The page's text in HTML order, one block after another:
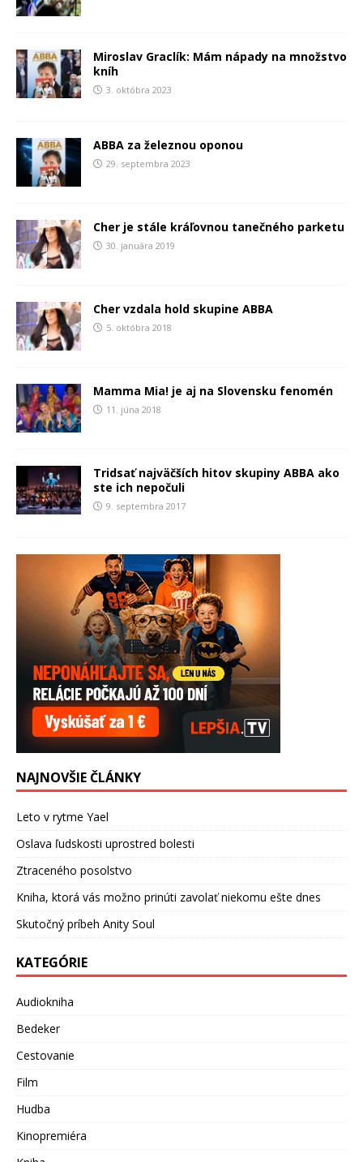
Miroslav Graclík: Mám nápady na množstvo
kníh
3. októbra 2023
ABBA za železnou oponou
29. septembra 2023
Cher je stále kráľovnou tanečného parketu
30. januára 2019
Cher vzdala hold skupine ABBA
5. októbra 2018
Mamma Mia! je aj na Slovensku fenomén
11. júna 2018
Tridsať najväčších hitov skupiny ABBA ako
ste ich nepočuli
9. septembra 2017
NAJNOVŠIE ČLÁNKY
Leto v rytme Yael
Oslava ľudskosti uprostred bolesti
Ztraceného posolstvo
Kniha, ktorá vás možno prinúti zavolať niekomu ešte dnes
Skutočný príbeh Anity Soul
KATEGÓRIE
Audiokniha
Bedeker
Cestovanie
Film
Hudba
Kinopremiéra